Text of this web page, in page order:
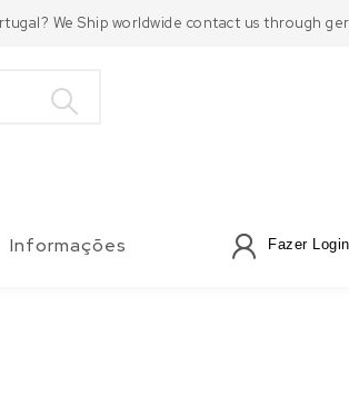
We Ship worldwide contact us through
Informações Fazer Login